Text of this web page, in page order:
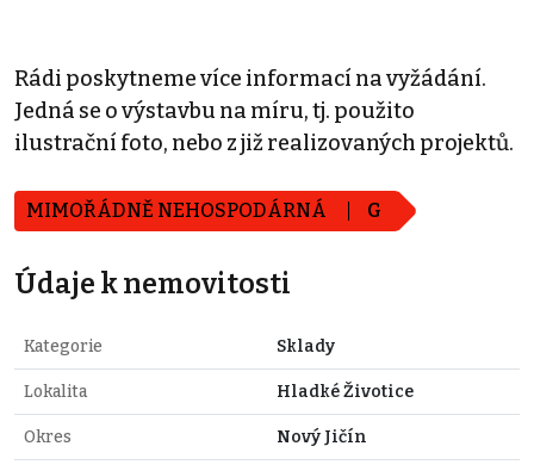
Rádi poskytneme více informací na vyžádání.
Jedná se o výstavbu na míru, tj. použito
ilustrační foto, nebo z již realizovaných projektů.
MIMOŘÁDNĚ NEHOSPODÁRNÁ G
Údaje k nemovitosti
Kategorie Sklady
Lokalita Hladké Životice
Okres Nový Jičín